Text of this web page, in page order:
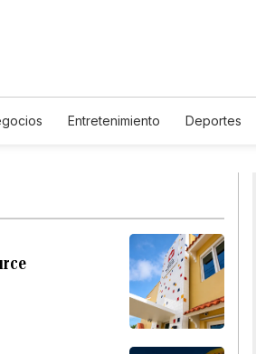
Entretenimiento Deportes